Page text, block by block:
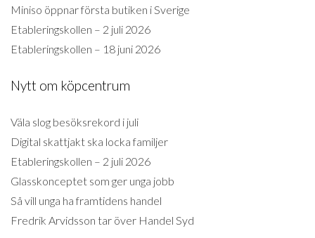
Miniso öppnar första butiken i Sverige
Etableringskollen – 2 juli 2026
Etableringskollen – 18 juni 2026
Nytt om köpcentrum
Väla slog besöksrekord i juli
Digital skattjakt ska locka familjer
Etableringskollen – 2 juli 2026
Glasskonceptet som ger unga jobb
Så vill unga ha framtidens handel
Fredrik Arvidsson tar över Handel Syd